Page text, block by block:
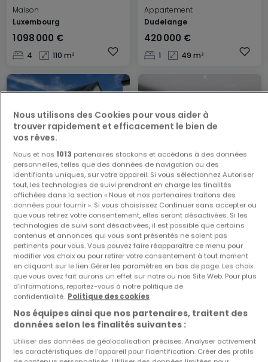
Maison
Luxembourg
1 098 000 €
4 110 m²
Appartement
Dudelange
420 000 €
1 49 m²
Maison
Eppeldorf
1 030 000 €
5 264 m²
Maison
Lasauvage
535 000 €
2 107 m²
Maison
Fließem
339 990 €
Maison
Contern
2 390 000 €
Nous utilisons des Cookies pour vous aider à
trouver rapidement et efficacement le bien de
vos rêves.
Nous et nos 1013 partenaires stockons et accédons à des données
personnelles, telles que des données de navigation ou des
identifiants uniques, sur votre appareil. Si vous sélectionnez Autoriser
tout, les technologies de suivi prendront en charge les finalités
affichées dans la section « Nous et nos partenaires traitons des
données pour fournir ». Si vous choisissez Continuer sans accepter ou
que vous retirez votre consentement, elles seront désactivées. Si les
technologies de suivi sont désactivées, il est possible que certains
contenus et annonces qui vous sont présentés ne soient pas
pertinents pour vous. Vous pouvez faire réapparaître ce menu pour
modifier vos choix ou pour retirer votre consentement à tout moment
en cliquant sur le lien Gérer les paramètres en bas de page. Les choix
que vous avez fait aurons un effet sur notre ou nos Site Web. Pour plus
d’informations, reportez-vous à notre politique de
confidentialité. Politique des cookies
Nos équipes ainsi que nos partenaires, traitent des
données selon les finalités suivantes :
Utiliser des données de géolocalisation précises. Analyser activement
les caractéristiques de l’appareil pour l’identification. Créer des profils